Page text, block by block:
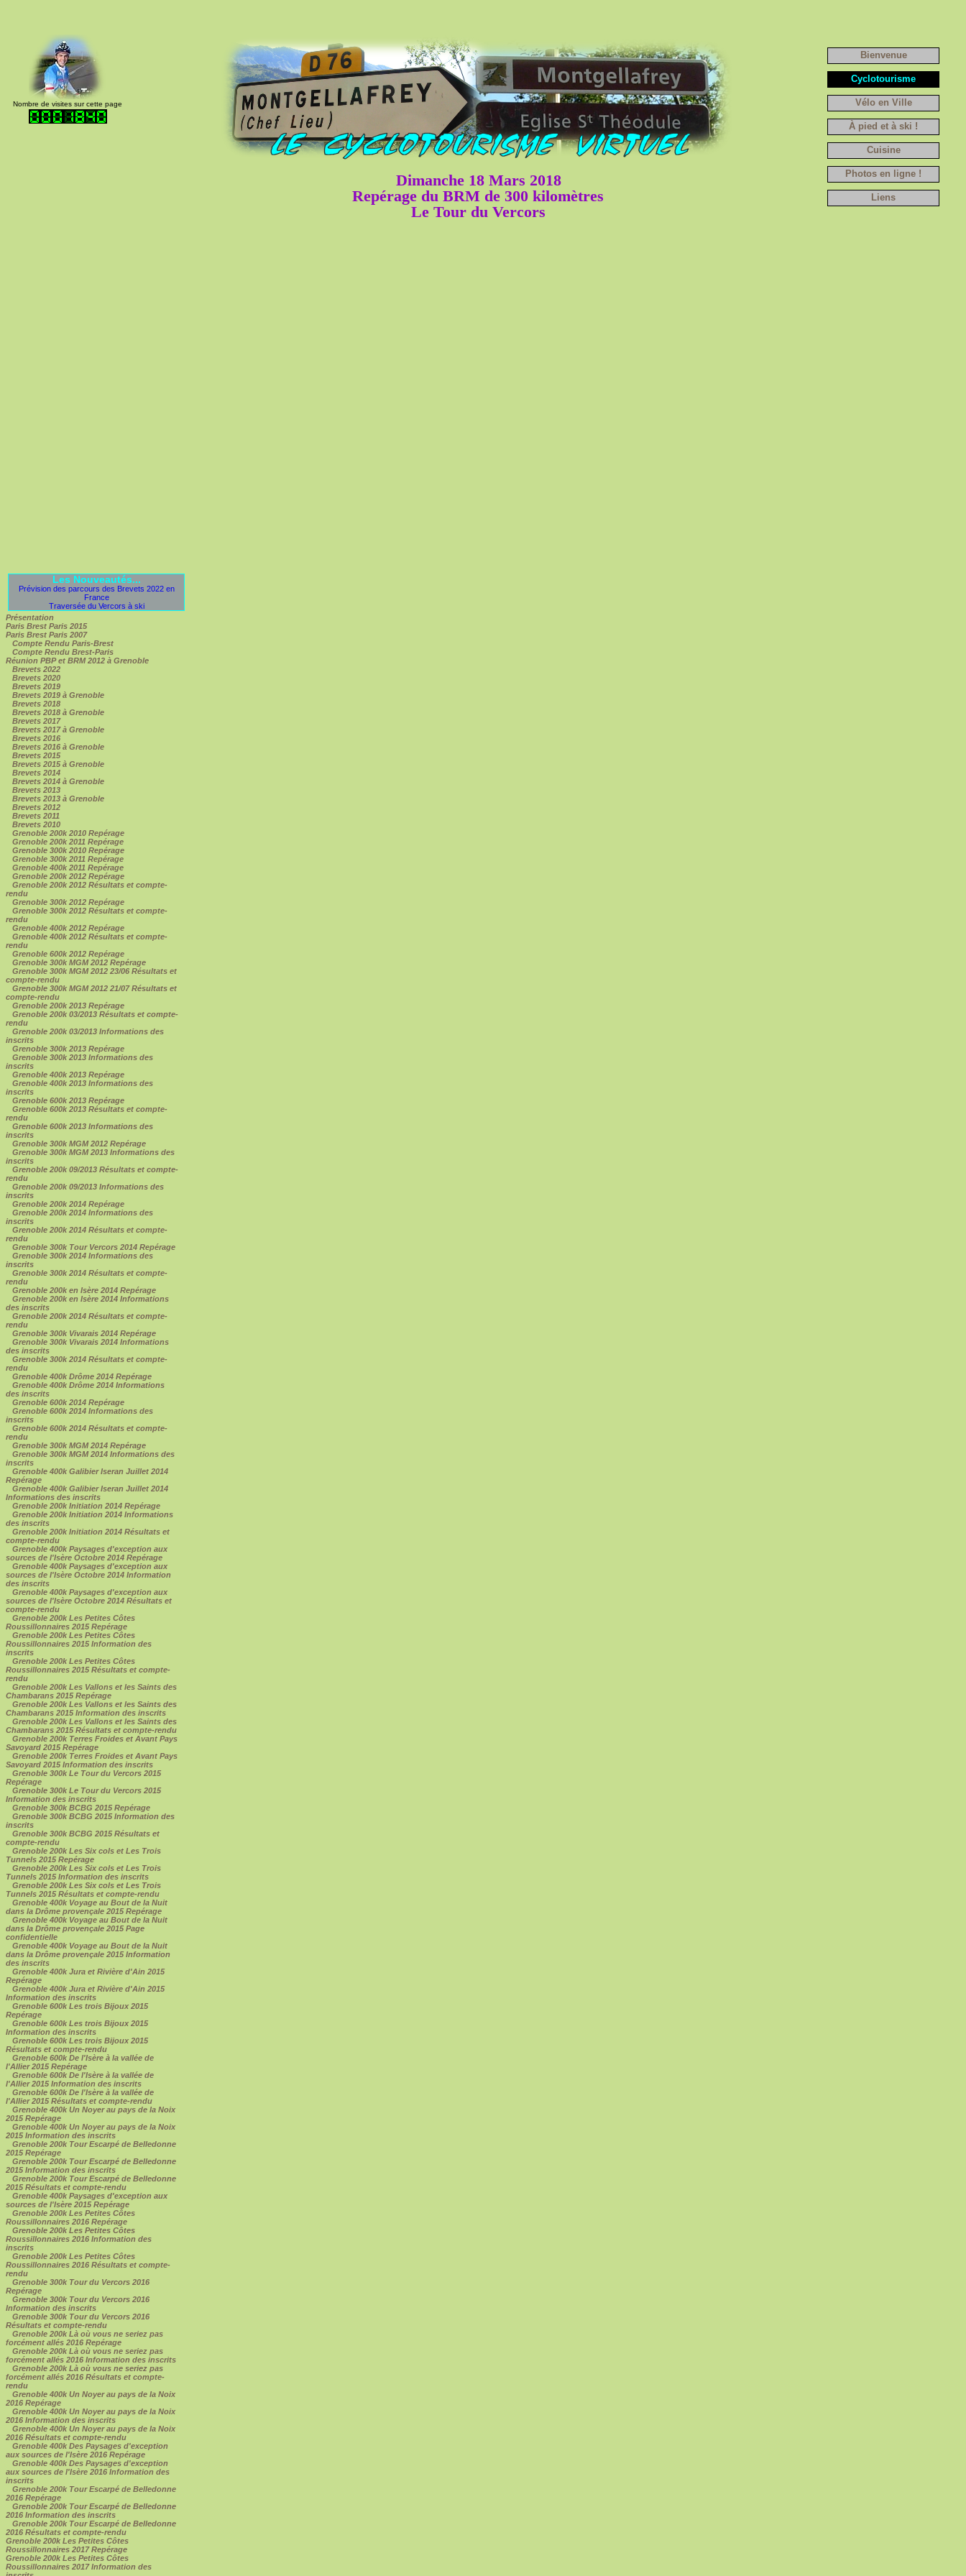
Nombre de visites sur cette page
Dimanche 18 Mars 2018
Repérage du BRM de 300 kilomètres
Le Tour du Vercors
Bienvenue
Cyclotourisme
Vélo en Ville
À pied et à ski !
Cuisine
Photos en ligne !
Liens
Les Nouveautés...
Prévision des parcours des Brevets 2022 en
France
Traversée du Vercors à ski
Présentation
Paris Brest Paris 2015
Paris Brest Paris 2007
Compte Rendu Paris-Brest
Compte Rendu Brest-Paris
Réunion PBP et BRM 2012 à Grenoble
Brevets 2022
Brevets 2020
Brevets 2019
Brevets 2019 à Grenoble
Brevets 2018
Brevets 2018 à Grenoble
Brevets 2017
Brevets 2017 à Grenoble
Brevets 2016
Brevets 2016 à Grenoble
Brevets 2015
Brevets 2015 à Grenoble
Brevets 2014
Brevets 2014 à Grenoble
Brevets 2013
Brevets 2013 à Grenoble
Brevets 2012
Brevets 2011
Brevets 2010
Grenoble 200k 2010 Repérage
Grenoble 200k 2011 Repérage
Grenoble 300k 2010 Repérage
Grenoble 300k 2011 Repérage
Grenoble 400k 2011 Repérage
Grenoble 200k 2012 Repérage
Grenoble 200k 2012 Résultats et compte-
rendu
Grenoble 300k 2012 Repérage
Grenoble 300k 2012 Résultats et compte-
rendu
Grenoble 400k 2012 Repérage
Grenoble 400k 2012 Résultats et compte-
rendu
Grenoble 600k 2012 Repérage
Grenoble 300k MGM 2012 Repérage
Grenoble 300k MGM 2012 23/06 Résultats et
compte-rendu
Grenoble 300k MGM 2012 21/07 Résultats et
compte-rendu
Grenoble 200k 2013 Repérage
Grenoble 200k 03/2013 Résultats et compte-
rendu
Grenoble 200k 03/2013 Informations des
inscrits
Grenoble 300k 2013 Repérage
Grenoble 300k 2013 Informations des
inscrits
Grenoble 400k 2013 Repérage
Grenoble 400k 2013 Informations des
inscrits
Grenoble 600k 2013 Repérage
Grenoble 600k 2013 Résultats et compte-
rendu
Grenoble 600k 2013 Informations des
inscrits
Grenoble 300k MGM 2012 Repérage
Grenoble 300k MGM 2013 Informations des
inscrits
Grenoble 200k 09/2013 Résultats et compte-
rendu
Grenoble 200k 09/2013 Informations des
inscrits
Grenoble 200k 2014 Repérage
Grenoble 200k 2014 Informations des
inscrits
Grenoble 200k 2014 Résultats et compte-
rendu
Grenoble 300k Tour Vercors 2014 Repérage
Grenoble 300k 2014 Informations des
inscrits
Grenoble 300k 2014 Résultats et compte-
rendu
Grenoble 200k en Isère 2014 Repérage
Grenoble 200k en Isère 2014 Informations
des inscrits
Grenoble 200k 2014 Résultats et compte-
rendu
Grenoble 300k Vivarais 2014 Repérage
Grenoble 300k Vivarais 2014 Informations
des inscrits
Grenoble 300k 2014 Résultats et compte-
rendu
Grenoble 400k Drôme 2014 Repérage
Grenoble 400k Drôme 2014 Informations
des inscrits
Grenoble 600k 2014 Repérage
Grenoble 600k 2014 Informations des
inscrits
Grenoble 600k 2014 Résultats et compte-
rendu
Grenoble 300k MGM 2014 Repérage
Grenoble 300k MGM 2014 Informations des
inscrits
Grenoble 400k Galibier Iseran Juillet 2014
Repérage
Grenoble 400k Galibier Iseran Juillet 2014
Informations des inscrits
Grenoble 200k Initiation 2014 Repérage
Grenoble 200k Initiation 2014 Informations
des inscrits
Grenoble 200k Initiation 2014 Résultats et
compte-rendu
Grenoble 400k Paysages d'exception aux
sources de l'Isère Octobre 2014 Repérage
Grenoble 400k Paysages d'exception aux
sources de l'Isère Octobre 2014 Information
des inscrits
Grenoble 400k Paysages d'exception aux
sources de l'Isère Octobre 2014 Résultats et
compte-rendu
Grenoble 200k Les Petites Côtes
Roussillonnaires 2015 Repérage
Grenoble 200k Les Petites Côtes
Roussillonnaires 2015 Information des
inscrits
Grenoble 200k Les Petites Côtes
Roussillonnaires 2015 Résultats et compte-
rendu
Grenoble 200k Les Vallons et les Saints des
Chambarans 2015 Repérage
Grenoble 200k Les Vallons et les Saints des
Chambarans 2015 Information des inscrits
Grenoble 200k Les Vallons et les Saints des
Chambarans 2015 Résultats et compte-rendu
Grenoble 200k Terres Froides et Avant Pays
Savoyard 2015 Repérage
Grenoble 200k Terres Froides et Avant Pays
Savoyard 2015 Information des inscrits
Grenoble 300k Le Tour du Vercors 2015
Repérage
Grenoble 300k Le Tour du Vercors 2015
Information des inscrits
Grenoble 300k BCBG 2015 Repérage
Grenoble 300k BCBG 2015 Information des
inscrits
Grenoble 300k BCBG 2015 Résultats et
compte-rendu
Grenoble 200k Les Six cols et Les Trois
Tunnels 2015 Repérage
Grenoble 200k Les Six cols et Les Trois
Tunnels 2015 Information des inscrits
Grenoble 200k Les Six cols et Les Trois
Tunnels 2015 Résultats et compte-rendu
Grenoble 400k Voyage au Bout de la Nuit
dans la Drôme provençale 2015 Repérage
Grenoble 400k Voyage au Bout de la Nuit
dans la Drôme provençale 2015 Page
confidentielle
Grenoble 400k Voyage au Bout de la Nuit
dans la Drôme provençale 2015 Information
des inscrits
Grenoble 400k Jura et Rivière d'Ain 2015
Repérage
Grenoble 400k Jura et Rivière d'Ain 2015
Information des inscrits
Grenoble 600k Les trois Bijoux 2015
Repérage
Grenoble 600k Les trois Bijoux 2015
Information des inscrits
Grenoble 600k Les trois Bijoux 2015
Résultats et compte-rendu
Grenoble 600k De l'Isère à la vallée de
l'Allier 2015 Repérage
Grenoble 600k De l'Isère à la vallée de
l'Allier 2015 Information des inscrits
Grenoble 600k De l'Isère à la vallée de
l'Allier 2015 Résultats et compte-rendu
Grenoble 400k Un Noyer au pays de la Noix
2015 Repérage
Grenoble 400k Un Noyer au pays de la Noix
2015 Information des inscrits
Grenoble 200k Tour Escarpé de Belledonne
2015 Repérage
Grenoble 200k Tour Escarpé de Belledonne
2015 Information des inscrits
Grenoble 200k Tour Escarpé de Belledonne
2015 Résultats et compte-rendu
Grenoble 400k Paysages d'exception aux
sources de l'Isère 2015 Repérage
Grenoble 200k Les Petites Côtes
Roussillonnaires 2016 Repérage
Grenoble 200k Les Petites Côtes
Roussillonnaires 2016 Information des
inscrits
Grenoble 200k Les Petites Côtes
Roussillonnaires 2016 Résultats et compte-
rendu
Grenoble 300k Tour du Vercors 2016
Repérage
Grenoble 300k Tour du Vercors 2016
Information des inscrits
Grenoble 300k Tour du Vercors 2016
Résultats et compte-rendu
Grenoble 200k Là où vous ne seriez pas
forcément allés 2016 Repérage
Grenoble 200k Là où vous ne seriez pas
forcément allés 2016 Information des inscrits
Grenoble 200k Là où vous ne seriez pas
forcément allés 2016 Résultats et compte-
rendu
Grenoble 400k Un Noyer au pays de la Noix
2016 Repérage
Grenoble 400k Un Noyer au pays de la Noix
2016 Information des inscrits
Grenoble 400k Un Noyer au pays de la Noix
2016 Résultats et compte-rendu
Grenoble 400k Des Paysages d'exception
aux sources de l'Isère 2016 Repérage
Grenoble 400k Des Paysages d'exception
aux sources de l'Isère 2016 Information des
inscrits
Grenoble 200k Tour Escarpé de Belledonne
2016 Repérage
Grenoble 200k Tour Escarpé de Belledonne
2016 Information des inscrits
Grenoble 200k Tour Escarpé de Belledonne
2016 Résultats et compte-rendu
Grenoble 200k Les Petites Côtes
Roussillonnaires 2017 Repérage
Grenoble 200k Les Petites Côtes
Roussillonnaires 2017 Information des